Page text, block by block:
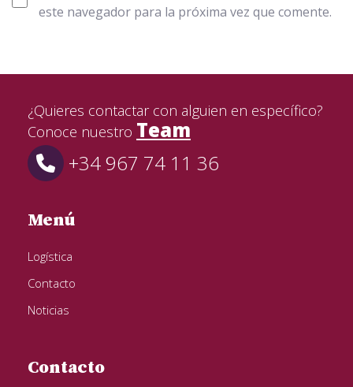
este navegador para la próxima vez que comente.
¿Quieres contactar con alguien en específico?
Conoce nuestro Team
+34 967 74 11 36
Menú
Logística
Contacto
Noticias
Contacto